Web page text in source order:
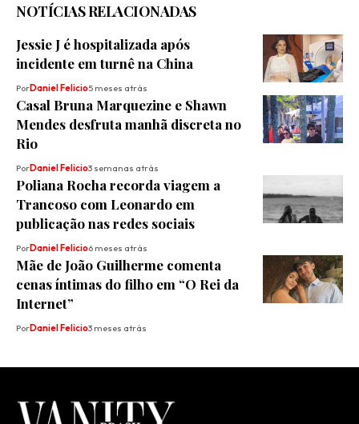
NOTÍCIAS RELACIONADAS
Jessie J é hospitalizada após
incidente em turnê na China
PorDaniel Felicio5 meses atrás
Casal Bruna Marquezine e Shawn
Mendes desfruta manhã discreta no
Rio
PorDaniel Felicio3 semanas atrás
Poliana Rocha recorda viagem a
Trancoso com Leonardo em
publicação nas redes sociais
PorDaniel Felicio6 meses atrás
Mãe de João Guilherme comenta
cenas íntimas do filho em “O Rei da
Internet”
PorDaniel Felicio3 meses atrás